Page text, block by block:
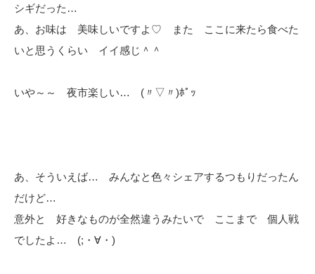
シギだった…
あ、お味は 美味しいですよ♡ また ここに来たら食べた
いと思うくらい イイ感じ＾＾
いや～～ 夜市楽しい… (〃▽〃)ﾎﾟｯ
あ、そういえば… みんなと色々シェアするつもりだったん
だけど…
意外と 好きなものが全然違うみたいで ここまで 個人戦
でしたよ… (;・∀・)